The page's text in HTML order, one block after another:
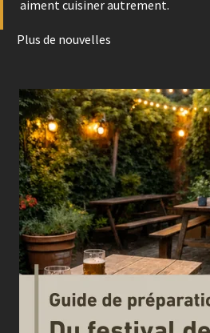
aiment cuisiner autrement.
Plus de nouvelles